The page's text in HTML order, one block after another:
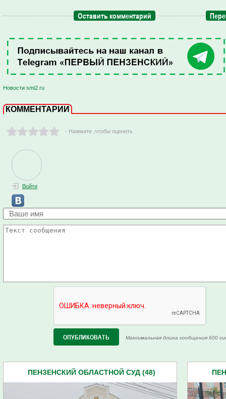
Оставить комментарий
Новости smi2.ru
КОММЕНТАРИИ
- Нажмите ,чтобы оценить
Войти
Максимальная длина сообщения 600
ПЕНЗЕНСКИЙ ОБЛАСТНОЙ СУД (48)